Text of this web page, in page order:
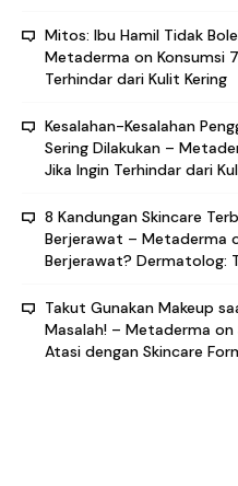
Mitos: Ibu Hamil Tidak
Metaderma on Konsumsi
Terhindar dari Kulit Kering
Kesalahan-Kesalahan
Sering Dilakukan –
Jika Ingin Terhindar dari
8 Kandungan Skincare
Berjerawat – Metaderma
Berjerawat? Dermatolog:
Takut Gunakan Makeup
Masalah! – Metaderma on
Atasi dengan Skincare